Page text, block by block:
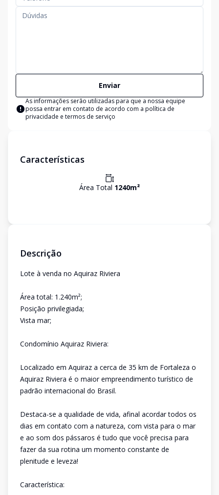
Enviar
As informações serão utilizadas para que a nossa equipe
possa entrar em contato de acordo com a política de
privacidade e termos de serviço
Características
Área Total 1240m²
Descrição
Lote à venda no Aquiraz Riviera
Área total: 1.240m²;
Posição privilegiada;
Vista mar;
Condomínio Aquiraz Riviera:
Localizado em Aquiraz a cerca de 35 km de Fortaleza o
Aquiraz Riviera é o maior empreendimento turístico de
padrão internacional do Brasil.
Destaca-se a qualidade de vida, afinal acordar todos os
dias em contato com a natureza, com vista para o mar
e ao som dos pássaros é tudo que você precisa para
fazer da sua rotina um momento constante de
plenitude e leveza!
Característica: